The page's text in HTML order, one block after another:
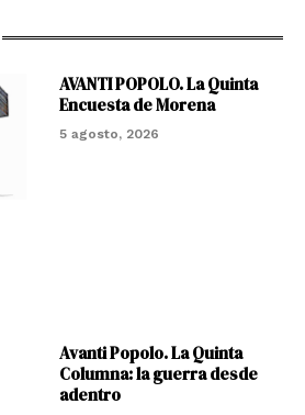
AVANTI POPOLO. La Quinta
Encuesta de Morena
5 agosto, 2026
Avanti Popolo. La Quinta
Columna: la guerra desde
adentro